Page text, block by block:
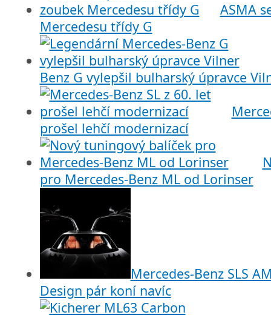
ASMA
Mercedesu třídy G
Benz G vylepšil bulharský úpravce
prošel lehčí modernizací
pro Mercedes-Benz ML od Lorinser
Mercedes-Benz SLS
Design pár koní navíc